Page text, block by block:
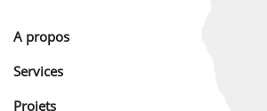
A propos
Services
Projets